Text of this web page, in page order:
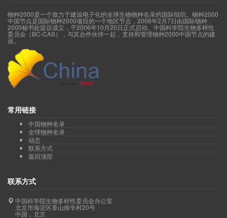
物种2000是一个致力于建设电子化的全球生物物种名录的国际组织。物种2000
中国节点是国际物种2000项目的一个地区节点，2006年2月7日由国际物种
2000秘书处提议成立，于2006年10月20日正式启动。中国科学院生物多样性
委员会（BC-CAS），与其合作伙伴一起，支持和管理物种2000中国节点的建
设。
常用链接
中国物种名录
全球物种名录
动态
联系方式
返回顶部
联系方式
中国科学院生物多样性委员会办公室
北京市海淀区香山南辛村20号
中国，北京